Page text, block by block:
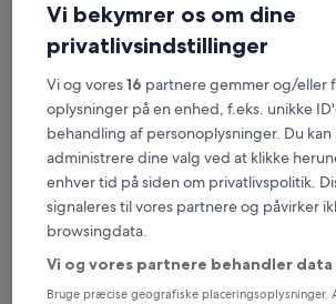
Her kan du overnatte
Barragem de Pego do
Barrosinha Hotel
Vi bekymrer os om dine
privatlivsindstillinger
Vi og vores16 partnere gemmer og/eller
oplysninger på en enhed, f.eks. unikke
behandling af personoplysninger. Du
administrere dine valg ved at klikke
enhver tid på siden om privatlivspolitik.
signaleres til vores partnere og påvirker
browsingdata.
Vi og vores partnere behandler
Bruge præcise geografiske placeringsoplysninger.